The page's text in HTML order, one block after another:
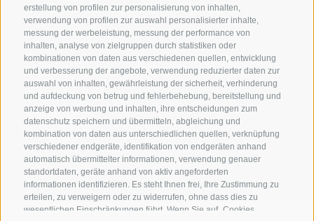
erstellung von profilen zur personalisierung von inhalten,
verwendung von profilen zur auswahl personalisierter inhalte,
messung der werbeleistung, messung der performance von
inhalten, analyse von zielgruppen durch statistiken oder
kombinationen von daten aus verschiedenen quellen, entwicklung
und verbesserung der angebote, verwendung reduzierter daten zur
auswahl von inhalten, gewährleistung der sicherheit, verhinderung
und aufdeckung von betrug und fehlerbehebung, bereitstellung und
anzeige von werbung und inhalten, ihre entscheidungen zum
datenschutz speichern und übermitteln, abgleichung und
kombination von daten aus unterschiedlichen quellen, verknüpfung
verschiedener endgeräte, identifikation von endgeräten anhand
automatisch übermittelter informationen, verwendung genauer
standortdaten, geräte anhand von aktiv angeforderten
informationen identifizieren. Es steht Ihnen frei, Ihre Zustimmung zu
erteilen, zu verweigern oder zu widerrufen, ohne dass dies zu
wesentlichen Einschränkungen führt. Wenn Sie auf „Cookies
Freitag
08.00.-13.30 Uhr